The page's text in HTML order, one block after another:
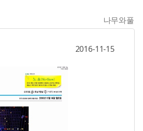
나무와풀
2016-11-15